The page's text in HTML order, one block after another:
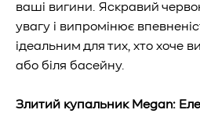
ваші вигини. Яскравий
увагу і випромінює
ідеальним для тих, хто хоче
або біля басейну.
Злитий купальник Megan: